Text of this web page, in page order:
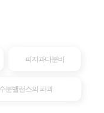
피지과다분비
수분밸런스의 파괴